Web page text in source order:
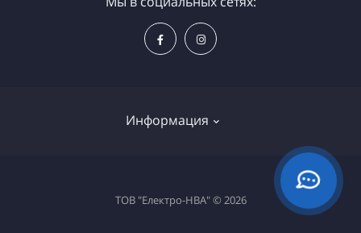
Информация
Доставка и оплата
ТОВ "Електро-НВА" © 2026